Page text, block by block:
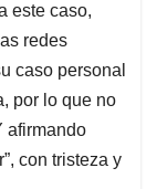
este caso,
redes
caso personal
por lo que no
afirmando
con tristeza y